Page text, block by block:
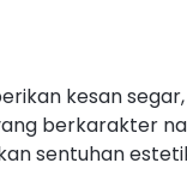
kesan
berkarakter
sentuhan